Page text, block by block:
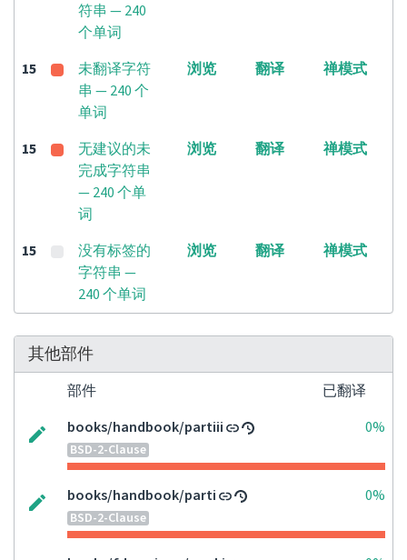
符串 — 240
个单词
15
未翻译字符
串 — 240 个
单词
浏览 翻译 禅模式
15
无建议的未
完成字符串
— 240 个单
词
浏览 翻译 禅模式
15
没有标签的
字符串 —
240 个单词
浏览 翻译 禅模式
其他部件
部件
已翻译
books/handbook/partiii
BSD-2-Clause
0%
books/handbook/parti
BSD-2-Clause
0%